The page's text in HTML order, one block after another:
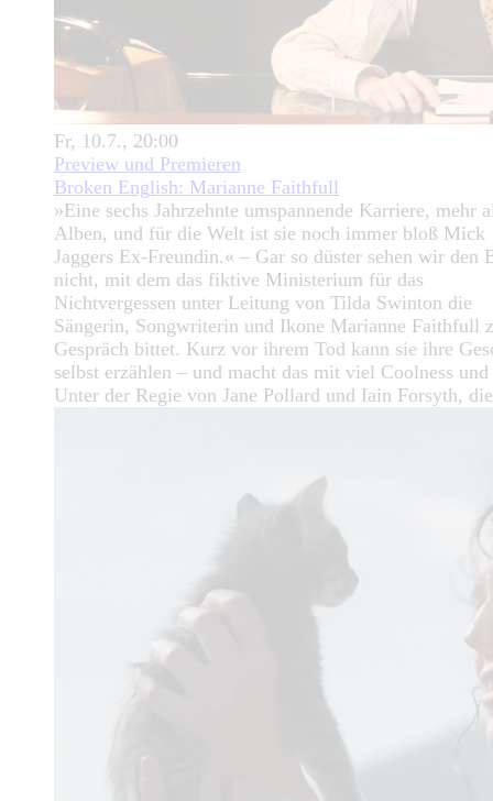
Fr, 10.7., 20:00
Preview und Premieren
Broken English: Marianne Faithfull
»Eine sechs Jahrzehnte umspannende Karriere, mehr
Alben, und für die Welt ist sie noch immer bloß Mick
Jaggers Ex-Freundin.« – Gar so düster sehen wir den
nicht, mit dem das fiktive Ministerium für das
Nichtvergessen unter Leitung von Tilda Swinton die
Sängerin, Songwriterin und Ikone Marianne Faithfull
Gespräch bittet. Kurz vor ihrem Tod kann sie ihre
selbst erzählen – und macht das mit viel Coolness
Unter der Regie von Jane Pollard und Iain Forsyth,